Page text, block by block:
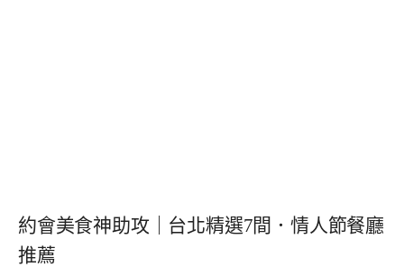
約會美食神助攻｜台北精選7間．情人節餐廳
推薦